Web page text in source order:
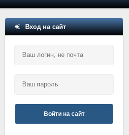
Вход на сайт
Войти на сайт